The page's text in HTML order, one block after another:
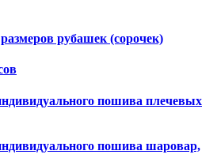
рубашек (сорочек)
пошива плечевых
пошива шаровар,